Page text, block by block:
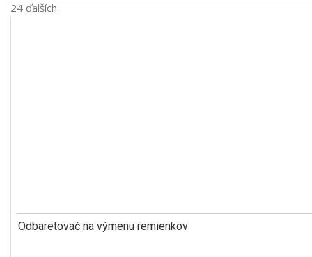
24 ďalších
Odbaretovač na výmenu remienkov